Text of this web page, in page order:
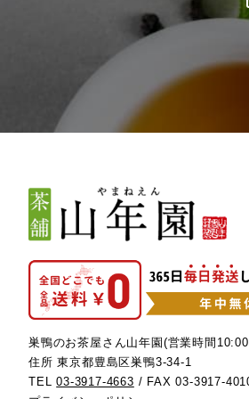
巣鴨のお茶屋さん山年園(営業時間
住所 東京都豊島区巣鴨3-34-1
TEL03-3917-4663 / FAX 03-3917-